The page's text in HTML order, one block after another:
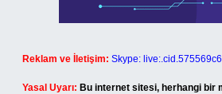
Reklam ve İletişim: Skype:
Yasal Uyarı: Bu internet sitesi, herhangi bir